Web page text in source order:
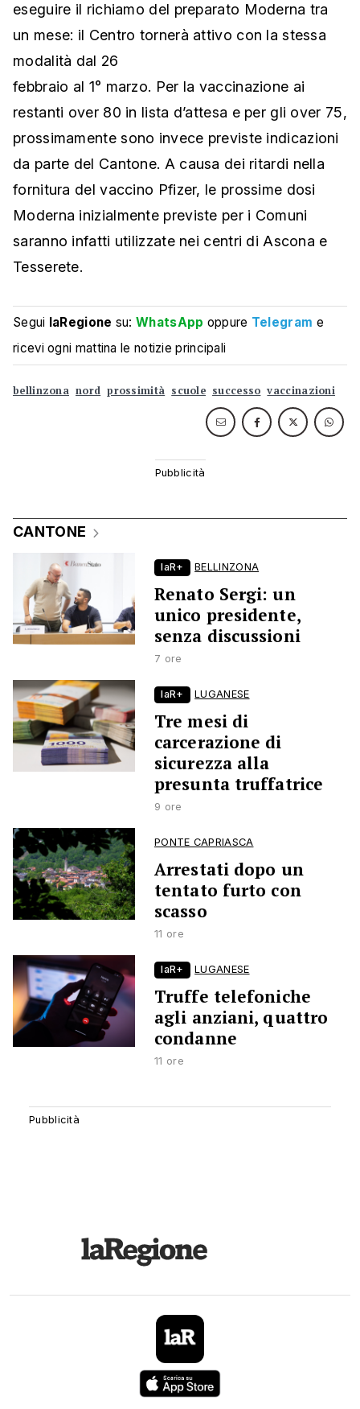
eseguire il richiamo del preparato Moderna tra
un mese: il Centro tornerà attivo con la stessa
modalità dal 26
febbraio al 1° marzo. Per la vaccinazione ai
restanti over 80 in lista d’attesa e per gli over 75,
prossimamente sono invece previste indicazioni
da parte del Cantone. A causa dei ritardi nella
fornitura del vaccino Pfizer, le prossime dosi
Moderna inizialmente previste per i Comuni
saranno infatti utilizzate nei centri di Ascona e
Tesserete.
Segui laRegione su:WhatsApp oppure Telegram e
ricevi ogni mattina le notizie principali
bellinzona nord prossimità scuole successo vaccinazioni
CANTONE
laR+ BELLINZONA
Renato Sergi: un
unico presidente,
senza discussioni
7 ore
laR+ LUGANESE
Tre mesi di
carcerazione di
sicurezza alla
presunta truffatrice
9 ore
PONTE CAPRIASCA
Arrestati dopo un
tentato furto con
scasso
11 ore
laR+ LUGANESE
Truffe telefoniche
agli anziani, quattro
condanne
11 ore